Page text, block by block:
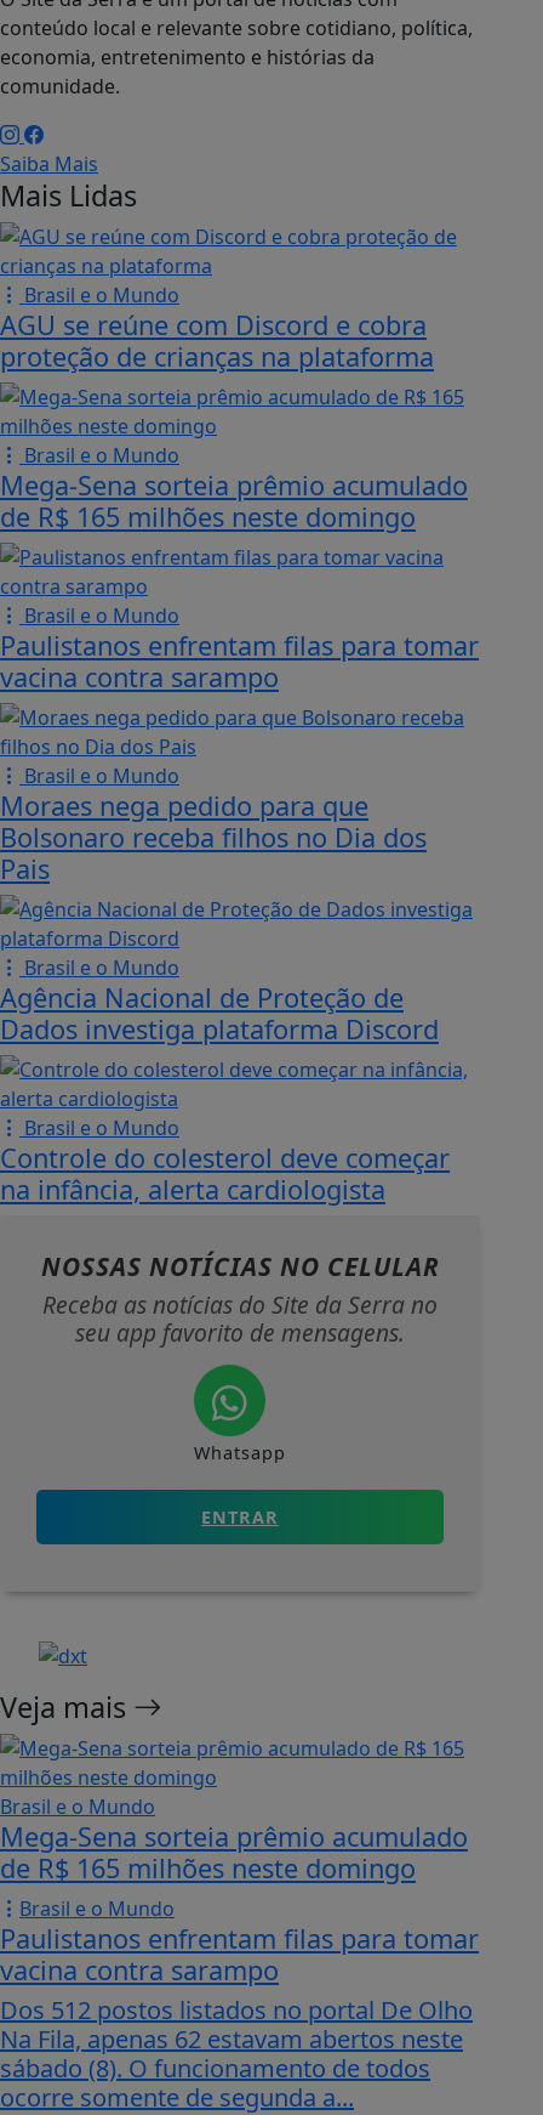
conteúdo local e relevante sobre cotidiano, política,
economia, entretenimento e histórias da
comunidade.
Saiba Mais
Mais Lidas
Brasil e o Mundo
AGU se reúne com Discord e cobra
proteção de crianças na plataforma
Brasil e o Mundo
Mega-Sena sorteia prêmio acumulado
de R$ 165 milhões neste domingo
Brasil e o Mundo
Paulistanos enfrentam filas para tomar
vacina contra sarampo
Brasil e o Mundo
Moraes nega pedido para que
Bolsonaro receba filhos no Dia dos
Pais
Brasil e o Mundo
Agência Nacional de Proteção de
Dados investiga plataforma Discord
Brasil e o Mundo
Controle do colesterol deve começar
na infância, alerta cardiologista
NOSSAS NOTÍCIAS NO CELULAR
Receba as notícias do Site da Serra no
seu app favorito de mensagens.
Whatsapp
ENTRAR
Veja mais
Brasil e o Mundo
Mega-Sena sorteia prêmio acumulado
de R$ 165 milhões neste domingo
Brasil e o Mundo
Paulistanos enfrentam filas para tomar
vacina contra sarampo
Dos 512 postos listados no portal De Olho
Na Fila, apenas 62 estavam abertos neste
sábado (8). O funcionamento de todos
ocorre somente de segunda a...